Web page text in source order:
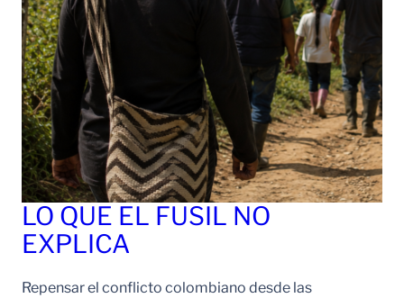
LO QUE EL FUSIL NO
EXPLICA
Repensar el conflicto colombiano desde las